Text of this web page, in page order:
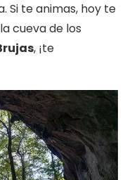
Si te animas, hoy te
cueva de los
, ¡te